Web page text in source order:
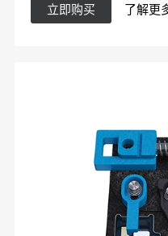
立即购买 了解更